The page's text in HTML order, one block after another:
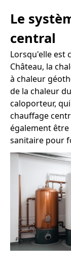
Le
central
Lorsqu'elle est
Château, la
à chaleur
de la chaleur
caloporteur,
chauffage
également être
sanitaire pour